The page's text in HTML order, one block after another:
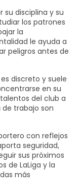
su disciplina y su
los patrones
la
le ayuda a
peligros antes de
discreto y suele
en su
del club a
trabajo son
con reflejos
seguridad,
sus próximos
de LaLiga y la
más